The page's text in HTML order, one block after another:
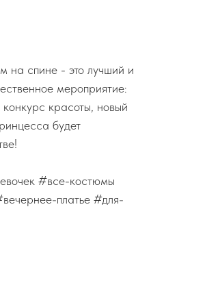
на спине - это лучший и
мероприятие:
красоты, новый
будет
#все-костюмы
платье #для-